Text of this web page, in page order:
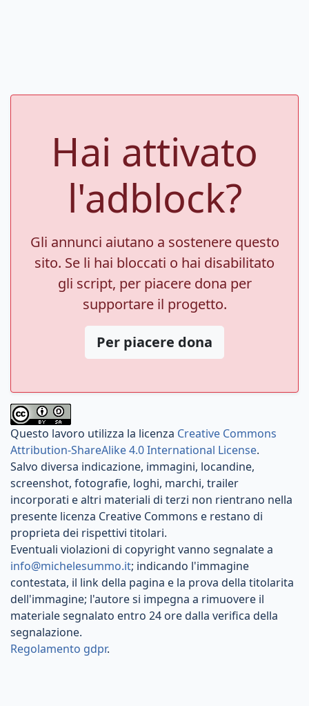
Hai attivato
l'adblock?
Gli annunci aiutano a sostenere questo
sito. Se li hai bloccati o hai disabilitato
gli script, per piacere dona per
supportare il progetto.
Per piacere dona
Questo lavoro utilizza la licenza Creative Commons
Attribution-ShareAlike 4.0 International License.
Salvo diversa indicazione, immagini, locandine,
screenshot, fotografie, loghi, marchi, trailer
incorporati e altri materiali di terzi non rientrano nella
presente licenza Creative Commons e restano di
proprieta dei rispettivi titolari.
Eventuali violazioni di copyright vanno segnalate a
info@michelesummo.it; indicando l'immagine
contestata, il link della pagina e la prova della titolarita
dell'immagine; l'autore si impegna a rimuovere il
materiale segnalato entro 24 ore dalla verifica della
segnalazione.
Regolamento gdpr.